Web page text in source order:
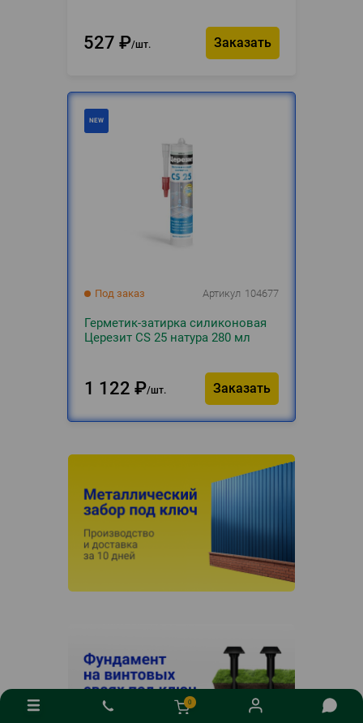
527 ₽ шт. Заказать
Под заказ Артикул 104677
Герметик-затирка силиконовая
Церезит CS 25 натура 280 мл
1 122 ₽ шт. Заказать